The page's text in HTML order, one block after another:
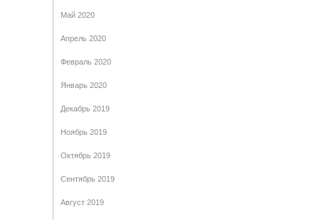
Май 2020
Апрель 2020
Февраль 2020
Январь 2020
Декабрь 2019
Ноябрь 2019
Октябрь 2019
Сентябрь 2019
Август 2019